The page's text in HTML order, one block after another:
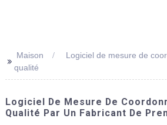
>> Maison
Logiciel de mesure de
qualité
Logiciel De Mesure De
Qualité Par Un Fabricant De